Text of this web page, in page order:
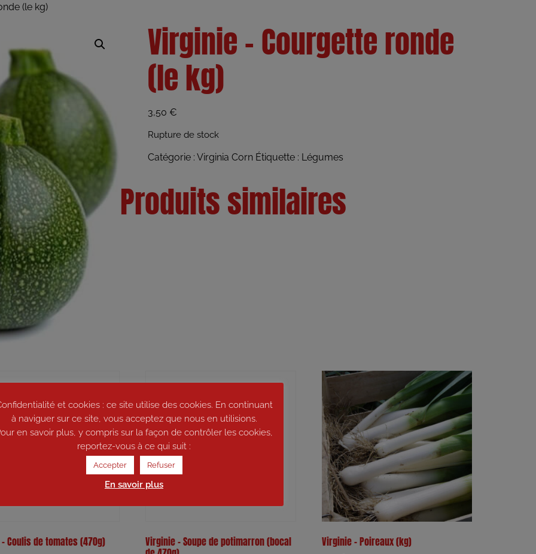
(le kg)
Virginie – Courgette ronde
(le kg)
3,50 €
Rupture de stock
Catégorie : Virginia Corn Étiquette : Légumes
Produits similaires
Coulis de tomates (470g) Virginie – Soupe de potimarron (bocal Virginie – Poireaux (kg)
et cookies : ce site utilise des cookies. En continuant
à naviguer sur ce site, vous acceptez que nous en utilisions.
en savoir plus, y compris sur la façon de contrôler les cookies,
reportez-vous à ce qui suit :
Accepter Refuser
En savoir plus